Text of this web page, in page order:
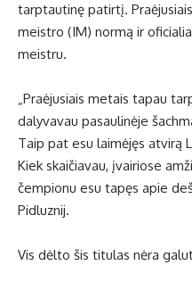
tarptautinę patirtį.
meistro (IM) normą ir
meistru.
„Praėjusiais metais tapau
dalyvavau pasaulinėje
Taip pat esu laimėjęs atvirą
Kiek skaičiavau, įvairiose
čempionu esu tapęs apie
Pidluznij.
Vis dėlto šis titulas nėra